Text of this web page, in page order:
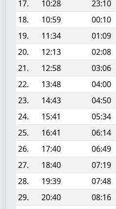
17.
10:28 23:10
18.
10:59 00:10
19.
11:34 01:09
20.
12:13 02:08
21.
12:58 03:06
22.
13:48 04:00
23.
14:43 04:50
24.
15:41 05:34
25.
16:41 06:14
26.
17:40 06:49
27.
18:40 07:19
28.
19:39 07:48
29.
20:40 08:16